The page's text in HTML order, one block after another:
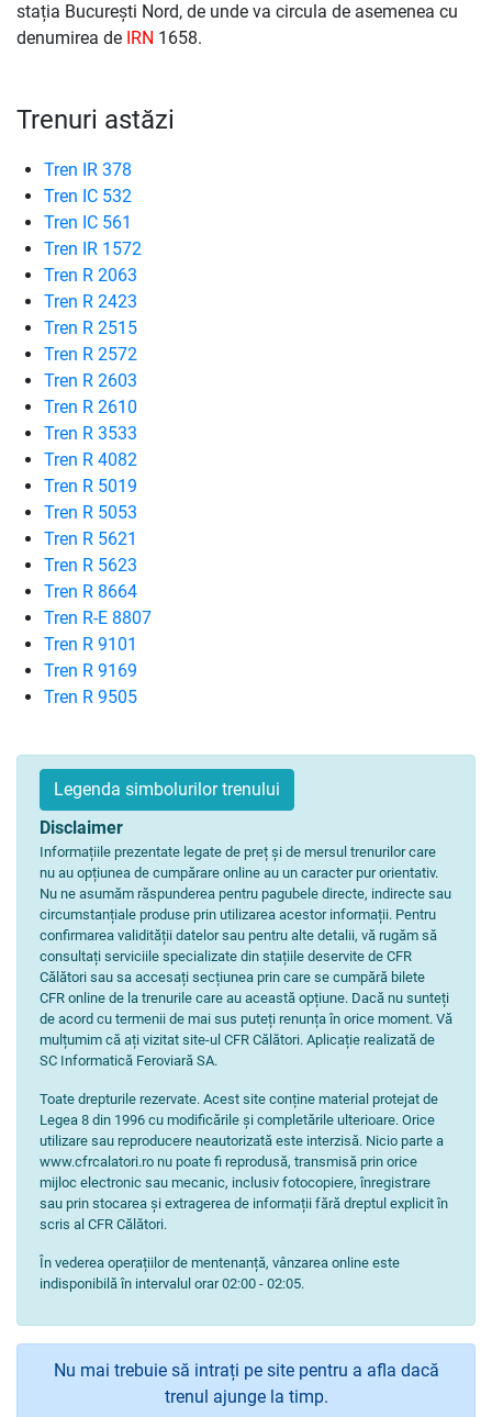
stația București Nord, de unde va circula de asemenea cu
denumirea de IRN 1658.
Trenuri astăzi
Tren IR 378
Tren IC 532
Tren IC 561
Tren IR 1572
Tren R 2063
Tren R 2423
Tren R 2515
Tren R 2572
Tren R 2603
Tren R 2610
Tren R 3533
Tren R 4082
Tren R 5019
Tren R 5053
Tren R 5621
Tren R 5623
Tren R 8664
Tren R-E 8807
Tren R 9101
Tren R 9169
Tren R 9505
Legenda simbolurilor trenului
Disclaimer
Informațiile prezentate legate de preț și de mersul trenurilor care
nu au opțiunea de cumpărare online au un caracter pur orientativ.
Nu ne asumăm răspunderea pentru pagubele directe, indirecte sau
circumstanțiale produse prin utilizarea acestor informații. Pentru
confirmarea validității datelor sau pentru alte detalii, vă rugăm să
consultați serviciile specializate din stațiile deservite de CFR
Călători sau sa accesați secțiunea prin care se cumpără bilete
CFR online de la trenurile care au această opțiune. Dacă nu sunteți
de acord cu termenii de mai sus puteți renunța în orice moment. Vă
mulțumim că ați vizitat site-ul CFR Călători. Aplicație realizată de
SC Informatică Feroviară SA.
Toate drepturile rezervate. Acest site conține material protejat de
Legea 8 din 1996 cu modificările și completările ulterioare. Orice
utilizare sau reproducere neautorizată este interzisă. Nicio parte a
www.cfrcalatori.ro nu poate fi reprodusă, transmisă prin orice
mijloc electronic sau mecanic, inclusiv fotocopiere, înregistrare
sau prin stocarea și extragerea de informații fără dreptul explicit în
scris al CFR Călători.
În vederea operațiilor de mentenanță, vânzarea online este
indisponibilă în intervalul orar 02:00 - 02:05.
Nu mai trebuie să intrați pe site pentru a afla dacă
trenul ajunge la timp.